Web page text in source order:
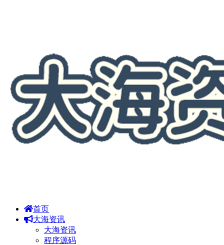
首页
大海资讯
大海资讯
程序源码